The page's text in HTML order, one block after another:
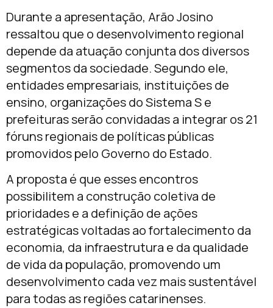
Durante a apresentação, Arão Josino
ressaltou que o desenvolvimento regional
depende da atuação conjunta dos diversos
segmentos da sociedade. Segundo ele,
entidades empresariais, instituições de
ensino, organizações do Sistema S e
prefeituras serão convidadas a integrar os 21
fóruns regionais de políticas públicas
promovidos pelo Governo do Estado.
A proposta é que esses encontros
possibilitem a construção coletiva de
prioridades e a definição de ações
estratégicas voltadas ao fortalecimento da
economia, da infraestrutura e da qualidade
de vida da população, promovendo um
desenvolvimento cada vez mais sustentável
para todas as regiões catarinenses.